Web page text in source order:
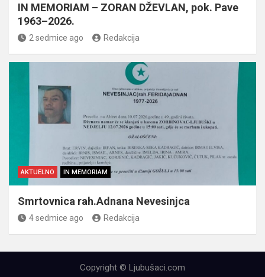
IN MEMORIAM – ZORAN DŽEVLAN, pok. Pave
1963–2026.
2 sedmice ago Redakcija
AKTUELNO IN MEMORIAM
Smrtovnica rah.Adnana Nevesinjca
4 sedmice ago Redakcija
Copyright © Ljubušaci.com